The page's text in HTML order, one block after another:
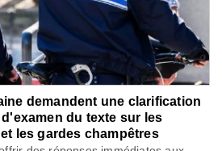
demandent une clarification
du texte sur les
les gardes champêtres